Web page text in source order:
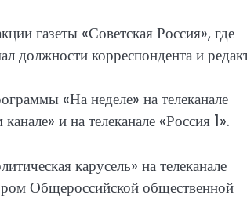
газеты «Советская Россия», где
должности корреспондента и
«На неделе» на телеканале
и на телеканале «Россия 1».
карусель» на телеканале
Общероссийской общественной